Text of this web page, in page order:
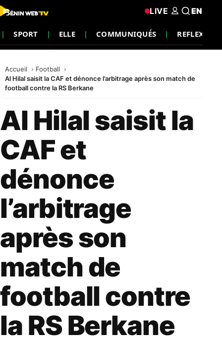
SPORT ELLE COMMUNIQUÉS REFLEXION
LIVE EN
Accueil
Football
Al Hilal saisit la CAF et dénonce l’arbitrage après son match de
football contre la RS Berkane
Al Hilal saisit la
CAF et
dénonce
l’arbitrage
après son
match de
football contre
la RS Berkane